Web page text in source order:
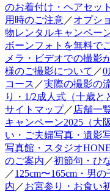
のお着付け・ヘアセッ
用時のご注意／オプシ
物レンタルキャンペー
ボーンフォトを無料で
メラ・ビデオでの撮影
様のご撮影について ／0
コース ／実際の撮影の
り・1/2成人式（十歳
サイトマップ／ 店舗一
キャンペーン2025（大
い・ご夫婦写真・遺影
写真館・スタジオ
のご案内 ／初節句・ひ
／125cm〜165cm・男
内 ／お宮参り・お食い